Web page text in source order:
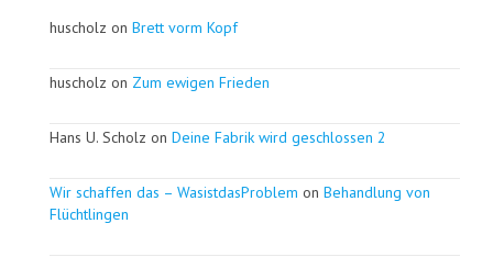
huscholz on Brett vorm Kopf
huscholz on Zum ewigen Frieden
Hans U. Scholz on Deine Fabrik wird geschlossen 2
Wir schaffen das – WasistdasProblem on Behandlung von
Flüchtlingen